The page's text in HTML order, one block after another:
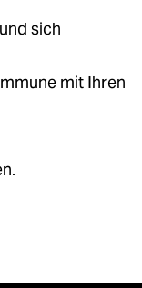
sich
mit Ihren